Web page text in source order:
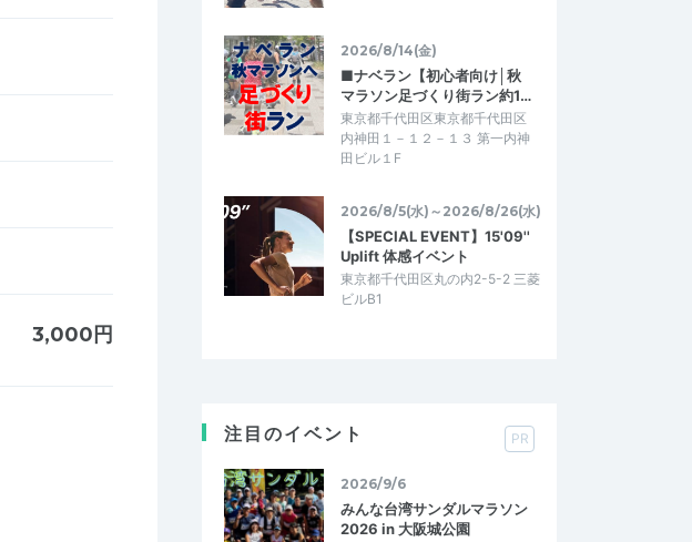
3,000円
2026/8/14(金)
■ナベラン【初心者向け│秋
マラソン足づくり街ラン約1…
東京都千代田区東京都千代田区
内神田１－１２－１３ 第一内神
田ビル１F
2026/8/5(水)～2026/8/26(水)
【SPECIAL EVENT】15'09''
Uplift 体感イベント
東京都千代田区丸の内2-5-2 三菱
ビルB1
注目のイベント PR
2026/9/6
みんな台湾サンダルマラソン
2026 in 大阪城公園